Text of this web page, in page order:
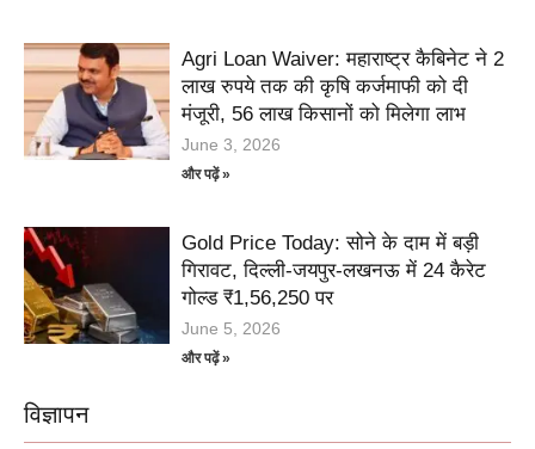
Agri Loan Waiver: महाराष्ट्र कैबिनेट ने 2
लाख रुपये तक की कृषि कर्जमाफी को दी
मंजूरी, 56 लाख किसानों को मिलेगा लाभ
June 3, 2026
और पढ़ें »
Gold Price Today: सोने के दाम में बड़ी
गिरावट, दिल्ली-जयपुर-लखनऊ में 24 कैरेट
गोल्ड ₹1,56,250 पर
June 5, 2026
और पढ़ें »
विज्ञापन